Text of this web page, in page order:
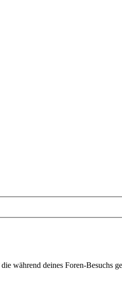
während deines Foren-Besuchs